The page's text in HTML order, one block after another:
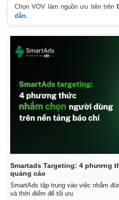
Chọn VOV làm nguồn ưu tiên trên
dẫn.
Smartads Targeting: 4 phương
quảng cáo
SmartAds tập trung vào việc nhắm
và thời điểm để tối ưu.